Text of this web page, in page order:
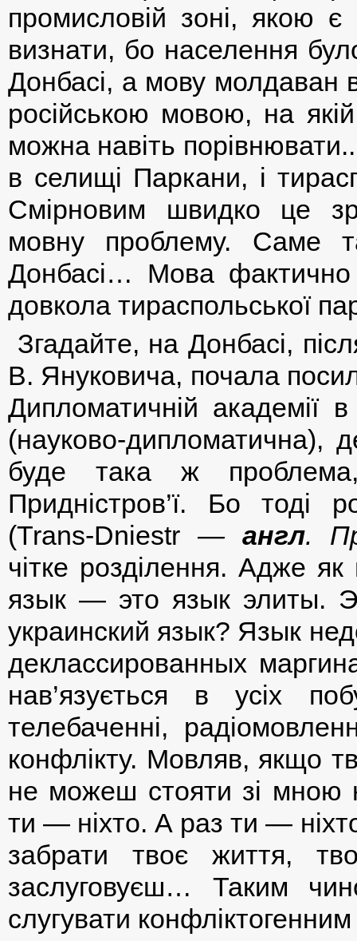
промисловій зоні, якою є
визнати, бо населення
Донбасі, а мову молдаван
російською мовою, на
можна навіть
в селищі Паркани, і
Смірновим швидко це
мовну проблему. Саме
Донбасі… Мова фактично
довкола тираспольської
Згадайте, на Донбасі,
В. Януковича, почала
Дипломатичній академії
(науково-дипломатична),
буде така ж
Придністров’ї. Бо тоді
(Trans-Dniestr — англ.
чітке розділення. Адже
язык — это язык элиты.
украинский язык? Язык
деклассированных
нав’язується в усіх
телебаченні,
конфлікту. Мовляв, якщо
не можеш стояти зі мною
ти — ніхто. А раз ти —
забрати твоє життя,
заслуговуєш… Таким
слугувати